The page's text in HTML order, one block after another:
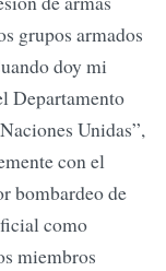
grupos armados
doy mi
Departamento
Unidas”,
con el
bombardeo de
como
miembros